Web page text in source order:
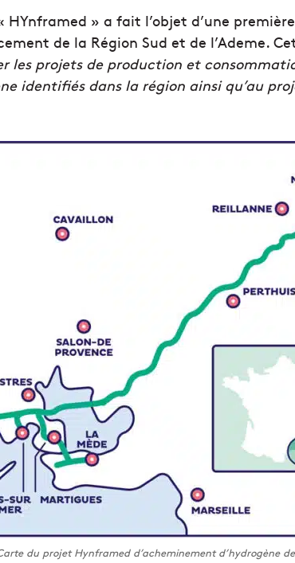
» a fait l’objet d’une
de la Région Sud et de l’Ademe.
les projets de production et
identifiés dans la région ainsi qu’au
du projet Hynframed d’acheminement d’hydrogène de